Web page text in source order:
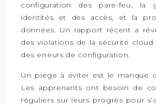
configuration des pare-feu, la
identités et des accès, et la
données. Un rapport récent a
des violations de la sécurité cloud
des erreurs de configuration.
Un piège à éviter est le manque
Les apprenants ont besoin de
réguliers sur leurs progrès pour